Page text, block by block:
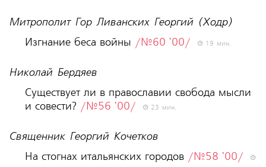
Митрополит Гор Ливанских Георгий (Ходр)
Изгнание беса войны /№60 '00/ 19 мин.
Николай Бердяев
Существует ли в православии свобода мысли
и совести? /№56 '00/ 23 мин.
Священник Георгий Кочетков
На стогнах итальянских городов /№58 '00/